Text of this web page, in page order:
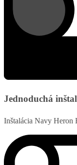
Jednoduchá
Inštalácia Navy Heron